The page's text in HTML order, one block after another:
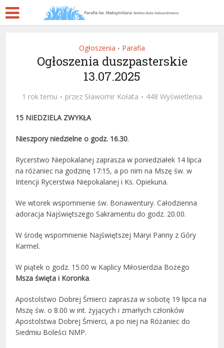
Ogłoszenia • Parafia
Ogłoszenia duszpasterskie
13.07.2025
1 rok temu przez Sławomir Kołata 448 Wyświetlenia
15 NIEDZIELA ZWYKŁA
Nieszpory niedzielne o godz. 16.30.
Rycerstwo Niepokalanej zaprasza w poniedziałek 14 lipca
na różaniec na godzinę 17:15, a po nim na Mszę św. w
Intencji Rycerstwa Niepokalanej i Ks. Opiekuna.
We wtorek wspomnienie św. Bonawentury. Całodzienna
adoracja Najświętszego Sakramentu do godz. 20.00.
W środę wspomnienie Najświętszej Maryi Panny z Góry
Karmel.
W piątek o godz. 15.00 w Kaplicy Miłosierdzia Bożego
Msza święta i Koronka.
Apostolstwo Dobrej Śmierci zaprasza w sobotę 19 lipca na
Mszę św. o 8.00 w int. żyjących i zmarłych członków
Apostolstwa Dobrej Śmierci, a po niej na Różaniec do
Siedmiu Boleści NMP.